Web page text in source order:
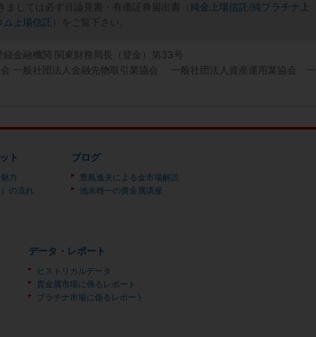
ましては必ず目論見書・有価証券届出書（ 純金上場信託 /純プラチナ上
ム上場信託 ）をご覧下さい。
金融機関 関東財務局長（登金）第33号
会 一般社団法人金融先物取引業協会 一般社団法人資産運用業協会 一
ト
力
の流れ
ブログ
豊島逸夫による金市場解説
池水雄一の貴金属講座
データ・レポート
ヒストリカルデータ
貴金属市場に係るレポート
プラチナ市場に係るレポート